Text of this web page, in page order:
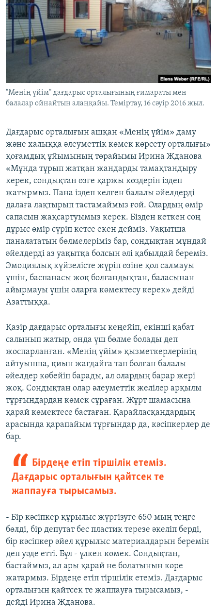
"Менің үйім" дағдарыс орталығының ғимараты мен
балалар ойнайтын алаңқайы. Теміртау, 16 сәуір 2016 жыл.
Дағдарыс орталығын ашқан «Менің үйім» даму
және халыққа әлеуметтік көмек көрсету орталығы»
қоғамдық ұйымының төрайымы Ирина Жданова
«Мұнда тұрып жатқан жандарды тамақтандыру
керек, сондықтан өзге қаржы көздерін іздеп
жатырмыз. Пана іздеп келген балалы әйелдерді
далаға лақтырып тастамаймыз ғой. Олардың өмір
сапасын жақсартуымыз керек. Бізден кеткен соң
дұрыс өмір сүріп кетсе екен дейміз. Уақытша
паналататын бөлмелеріміз бар, сондықтан мұндай
әйелдерді аз уақытқа болсын әлі қабылдай береміз.
Эмоциялық күйзелісте жүріп өзіне қол салмауы
үшін, баспанасы жоқ болғандықтан, баласынан
айырмауы үшін оларға көмектесу керек» дейді
Азаттыққа.
Қазір дағдарыс орталығы кеңейіп, екінші қабат
салынып жатыр, онда үш бөлме болады деп
жоспарланған. «Менің үйім» қызметкерлерінің
айтуынша, қиын жағдайға тап болған балалы
әйелдер көбейіп барады, ал олардың барар жері
жоқ. Сондықтан олар әлеуметтік желілер арқылы
тұрғындардан көмек сұраған. Жұрт шамасына
қарай көмектесе бастаған. Қарайласқандардың
арасында қарапайым тұрғындар да, кәсіпкерлер де
бар.
Бірдеңе етіп тіршілік етеміз.
Дағдарыс орталығын қайтсек те
жаппауға тырысамыз.
- Бір кәсіпкер құрылыс жүргізуге 650 мың теңге
бөлді, бір депутат бес пластик терезе әкеліп берді,
бір кәсіпкер әйел құрылыс материалдарын беремін
деп уәде етті. Бұл - үлкен көмек. Сондықтан,
бастаймыз, ал ары қарай не болатынын көре
жатармыз. Бірдеңе етіп тіршілік етеміз. Дағдарыс
орталығын қайтсек те жаппауға тырысамыз, -
дейді Ирина Жданова.